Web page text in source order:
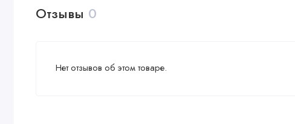
Отзывы 0
Нет отзывов об этом товаре.